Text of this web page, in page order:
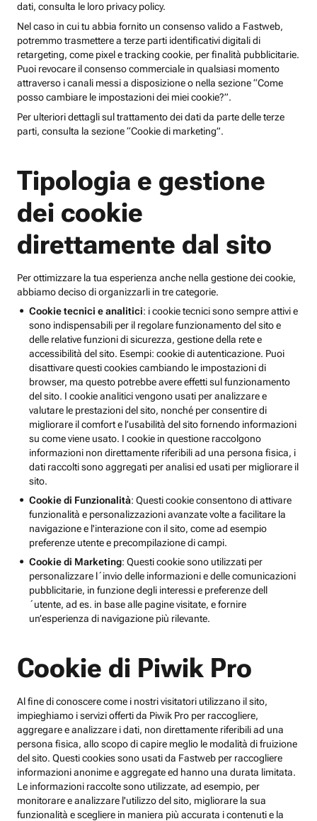
dati, consulta le loro privacy policy.
Nel caso in cui tu abbia fornito un consenso valido a Fastweb,
potremmo trasmettere a terze parti identificativi digitali di
retargeting, come pixel e tracking cookie, per finalità pubblicitarie.
Puoi revocare il consenso commerciale in qualsiasi momento
attraverso i canali messi a disposizione o nella sezione “Come
posso cambiare le impostazioni dei miei cookie?”.
Per ulteriori dettagli sul trattamento dei dati da parte delle terze
parti, consulta la sezione “Cookie di marketing”.
Tipologia e gestione
dei cookie
direttamente dal sito
Per ottimizzare la tua esperienza anche nella gestione dei cookie,
abbiamo deciso di organizzarli in tre categorie.
Cookie tecnici e analitici: i cookie tecnici sono sempre attivi e
sono indispensabili per il regolare funzionamento del sito e
delle relative funzioni di sicurezza, gestione della rete e
accessibilità del sito. Esempi: cookie di autenticazione. Puoi
disattivare questi cookies cambiando le impostazioni di
browser, ma questo potrebbe avere effetti sul funzionamento
del sito. I cookie analitici vengono usati per analizzare e
valutare le prestazioni del sito, nonché per consentire di
migliorare il comfort e l’usabilità del sito fornendo informazioni
su come viene usato. I cookie in questione raccolgono
informazioni non direttamente riferibili ad una persona fisica, i
dati raccolti sono aggregati per analisi ed usati per migliorare il
sito.
Cookie di Funzionalità: Questi cookie consentono di attivare
funzionalità e personalizzazioni avanzate volte a facilitare la
navigazione e l'interazione con il sito, come ad esempio
preferenze utente e precompilazione di campi.
Cookie di Marketing: Questi cookie sono utilizzati per
personalizzare l´invio delle informazioni e delle comunicazioni
pubblicitarie, in funzione degli interessi e preferenze dell
´utente, ad es. in base alle pagine visitate, e fornire
un’esperienza di navigazione più rilevante.
Cookie di Piwik Pro
Al fine di conoscere come i nostri visitatori utilizzano il sito,
impieghiamo i servizi offerti da Piwik Pro per raccogliere,
aggregare e analizzare i dati, non direttamente riferibili ad una
persona fisica, allo scopo di capire meglio le modalità di fruizione
del sito. Questi cookies sono usati da Fastweb per raccogliere
informazioni anonime e aggregate ed hanno una durata limitata.
Le informazioni raccolte sono utilizzate, ad esempio, per
monitorare e analizzare l'utilizzo del sito, migliorare la sua
funzionalità e scegliere in maniera più accurata i contenuti e la